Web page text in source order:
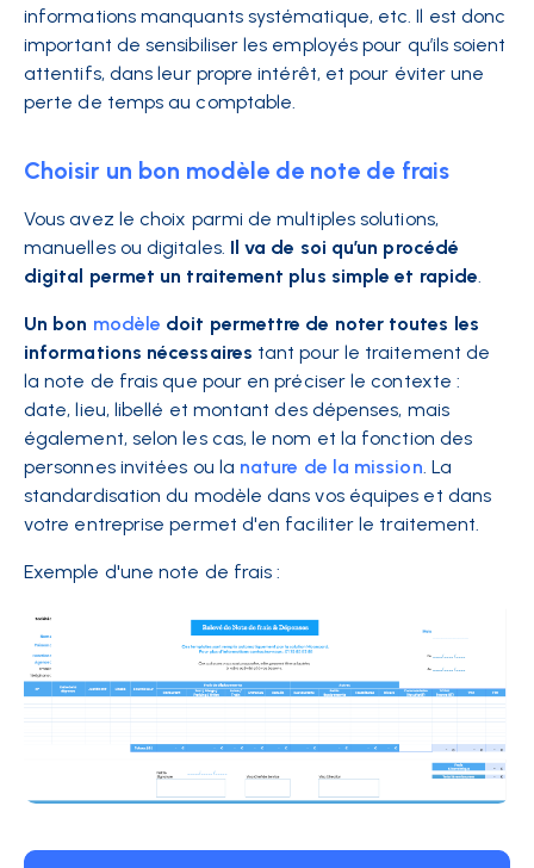
informations manquants systématique, etc. Il est donc
important de sensibiliser les employés pour qu’ils soient
attentifs, dans leur propre intérêt, et pour éviter une
perte de temps au comptable.
Choisir un bon modèle de note de frais
Vous avez le choix parmi de multiples solutions,
manuelles ou digitales. Il va de soi qu’un procédé
digital permet un traitement plus simple et rapide.
Un bon modèle doit permettre de noter toutes les
informations nécessaires tant pour le traitement de
la note de frais que pour en préciser le contexte :
date, lieu, libellé et montant des dépenses, mais
également, selon les cas, le nom et la fonction des
personnes invitées ou la nature de la mission. La
standardisation du modèle dans vos équipes et dans
votre entreprise permet d'en faciliter le traitement.
Exemple d'une note de frais :